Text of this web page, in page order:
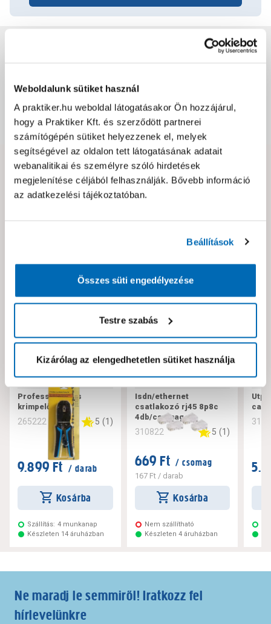
Weboldalunk sütiket használ
A praktiker.hu weboldal látogatásakor Ön hozzájárul,
hogy a Praktiker Kft. és szerződött partnerei
számítógépén sütiket helyezzenek el, melyek
segítségével az oldalon tett látogatásának adatait
webanalitikai és személyre szóló hirdetések
megjelenítése céljából felhasználják. Bővebb információ
az adatkezelési tájékoztatóban.
Beállítások
Összes süti engedélyezése
Testre szabás
Kizárólag az elengedhetetlen sütiket használja
Csomagolási és súly információk
Dokumentumok, felelős személy
Hibát találtál az oldalon vagy a termék leírásában?
Kérjük jelezd nekünk!
Professzionális
krimpelő fogó
265222 5 (1)
9.899 Ft / darab
Kosárba
Szállítás: 4 munkanap
Készleten 14 áruházban
Isdn/ethernet
csatlakozó rj45 8p8c
4db/csomag
310822 5 (1)
669 Ft / csomag
167 Ft/ darab
Kosárba
Nem szállítható
Készleten 4 áruházban
Utp
cat
Ne maradj le semmiről! Iratkozz fel
hírlevelünkre